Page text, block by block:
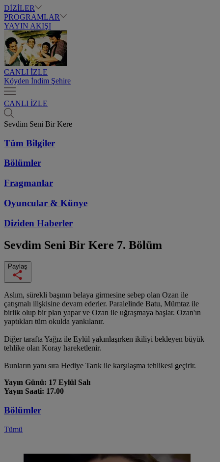
DİZİLER
PROGRAMLAR
YAYIN AKIŞI
CANLI İZLE
Köyden İndim Şehire
CANLI İZLE
Sevdim Seni Bir Kere
Tüm Bilgiler
Bölümler
Fragmanlar
Oyuncular & Künye
Diziden Haberler
Sevdim Seni Bir Kere 7. Bölüm
Paylaş
Aslım, sürekli başının belaya girmesine sebep olan Ozan ile
çatışmalı ilişkisine devam ederler. Paralelinde Batu, Mümtaz ile
birlik olup bir plan yapar ve Ozan ile uğraşmaya başlar. Ozan'ın
yaptıkları tüm okulda yankılanır.
Diğer tarafta Yağız ile Eylül yakınlaşırken ikiliyi bekleyen büyük
tehlike olan Koray hareketlenir.
Bunların yanı sıra Hediye Tarık ile karşılaşma tehlikesi geçirir.
Yayın Günü: 17 Eylül Salı
Yayın Saati: 17.00
Bölümler
Tümü